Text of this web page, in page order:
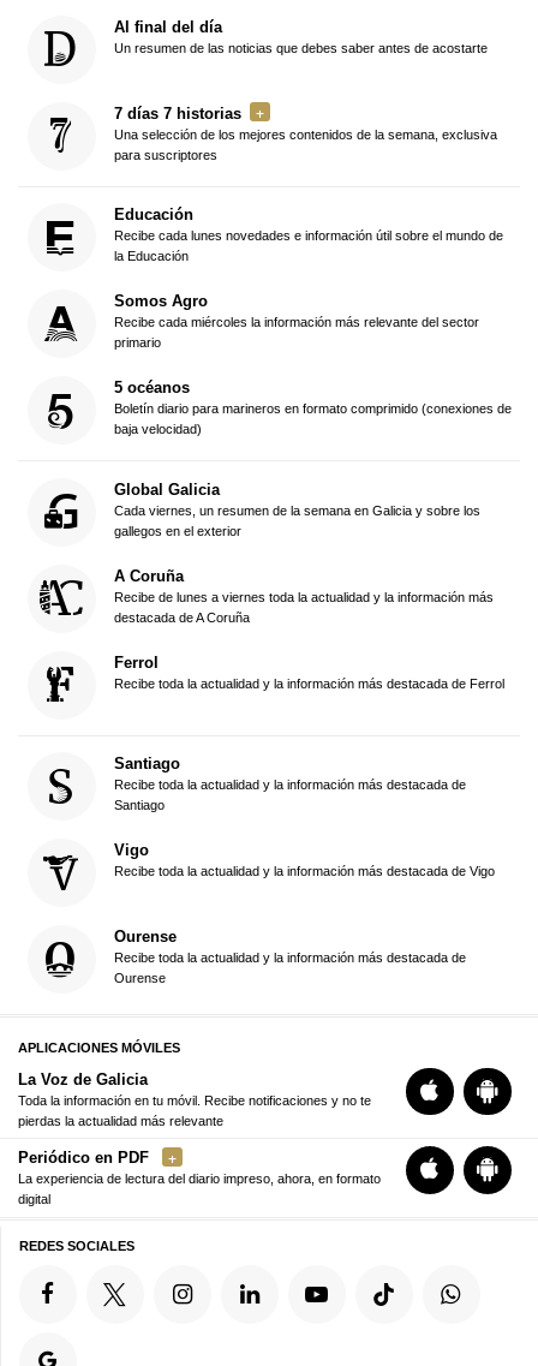
Al final del día
Un resumen de las noticias que debes saber antes de acostarte
7 días 7 historias
Una selección de los mejores contenidos de la semana, exclusiva
para suscriptores
Educación
Recibe cada lunes novedades e información útil sobre el mundo de
la Educación
Somos Agro
Recibe cada miércoles la información más relevante del sector
primario
5 océanos
Boletín diario para marineros en formato comprimido (conexiones de
baja velocidad)
Global Galicia
Cada viernes, un resumen de la semana en Galicia y sobre los
gallegos en el exterior
A Coruña
Recibe de lunes a viernes toda la actualidad y la información más
destacada de A Coruña
Ferrol
Recibe toda la actualidad y la información más destacada de Ferrol
Santiago
Recibe toda la actualidad y la información más destacada de
Santiago
Vigo
Recibe toda la actualidad y la información más destacada de Vigo
Ourense
Recibe toda la actualidad y la información más destacada de
Ourense
APLICACIONES MÓVILES
La Voz de Galicia
Toda la información en tu móvil. Recibe notificaciones y no te
pierdas la actualidad más relevante
Periódico en PDF
La experiencia de lectura del diario impreso, ahora, en formato
digital
REDES SOCIALES